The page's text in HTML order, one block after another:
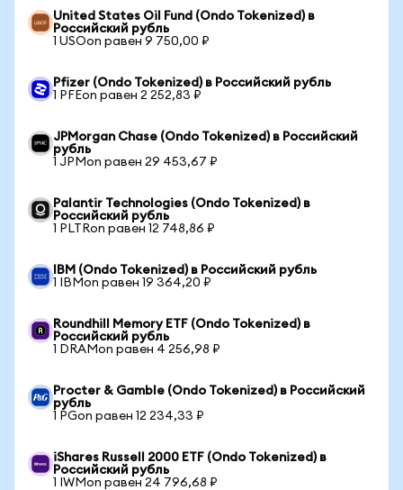
United States Oil Fund (Ondo Tokenized) в
Российский рубль
1 USOon равен 9 750,00 ₽
Pfizer (Ondo Tokenized) в Российский рубль
1 PFEon равен 2 252,83 ₽
JPMorgan Chase (Ondo Tokenized) в Российский
рубль
1 JPMon равен 29 453,67 ₽
Palantir Technologies (Ondo Tokenized) в
Российский рубль
1 PLTRon равен 12 748,86 ₽
IBM (Ondo Tokenized) в Российский рубль
1 IBMon равен 19 364,20 ₽
Roundhill Memory ETF (Ondo Tokenized) в
Российский рубль
1 DRAMon равен 4 256,98 ₽
Procter & Gamble (Ondo Tokenized) в Российский
рубль
1 PGon равен 12 234,33 ₽
iShares Russell 2000 ETF (Ondo Tokenized) в
Российский рубль
1 IWMon равен 24 796,68 ₽